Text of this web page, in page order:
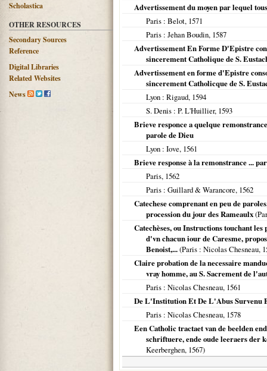
Scholastica
OTHER RESOURCES
Secondary Sources
Reference
Digital Libraries
Related Websites
News
Advertissement du moyen par lequel
Paris : Belot, 1571
Paris : Jehan Boudin, 1587
Advertissement En Forme D'Epistre
sincerement Catholique de S.
Advertissement en forme d'Epistre
sincerement Catholicque de S.
Lyon : Rigaud, 1594
S. Denis : P. L'Huillier, 1593
Brieve responce a quelque
parole de Dieu
Lyon : Iove, 1561
Brieve response à la remonstrance ...
Paris, 1562
Paris : Guillard & Warancore, 1562
Catechese comprenant en peu de
procession du jour des Rameaulx(
Catechèses, ou Instructions touchant
d'vn chacun iour de Caresme,
Benoist,...(Paris : Nicolas Chesneau,
Claire probation de la necessaire
vray homme, au S. Sacrement de
Paris : Nicolas Chesneau, 1561
De L'Institution Et De L'Abus Survenu
Paris : Nicolas Chesneau, 1578
Een Catholic tractaet van de beelden
schriftuere, ende oude leeraers der
Keerberghen, 1567)